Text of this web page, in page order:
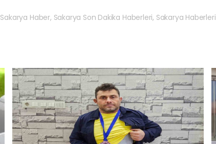
Sakarya Haber, Sakarya Son Dakika Haberleri, Sakarya Haberleri